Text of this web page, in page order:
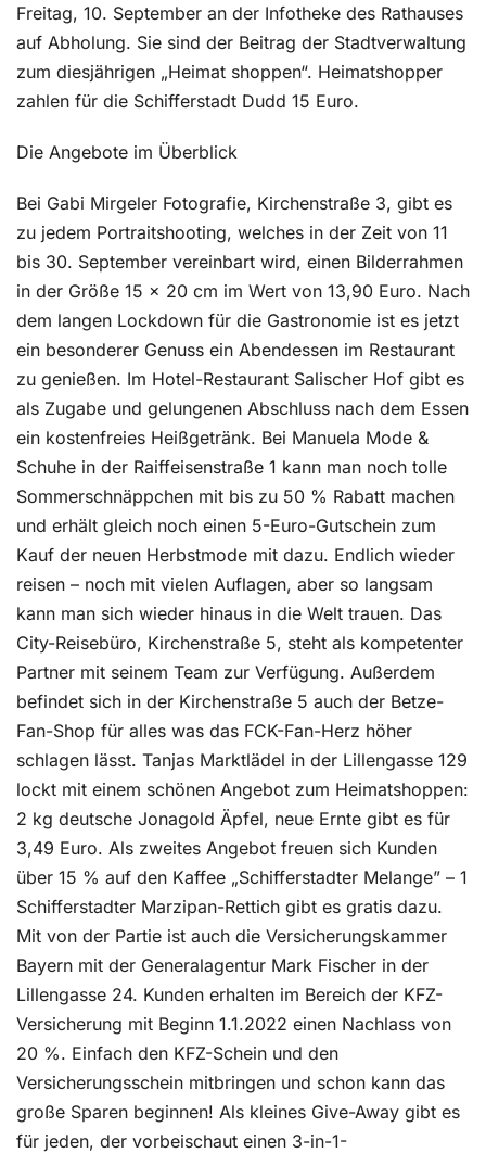
Freitag, 10. September an der Infotheke des Rathauses
auf Abholung. Sie sind der Beitrag der Stadtverwaltung
zum diesjährigen „Heimat shoppen“. Heimatshopper
zahlen für die Schifferstadt Dudd 15 Euro.
Die Angebote im Überblick
Bei Gabi Mirgeler Fotografie, Kirchenstraße 3, gibt es
zu jedem Portraitshooting, welches in der Zeit von 11
bis 30. September vereinbart wird, einen Bilderrahmen
in der Größe 15 x 20 cm im Wert von 13,90 Euro. Nach
dem langen Lockdown für die Gastronomie ist es jetzt
ein besonderer Genuss ein Abendessen im Restaurant
zu genießen. Im Hotel-Restaurant Salischer Hof gibt es
als Zugabe und gelungenen Abschluss nach dem Essen
ein kostenfreies Heißgetränk. Bei Manuela Mode &
Schuhe in der Raiffeisenstraße 1 kann man noch tolle
Sommerschnäppchen mit bis zu 50 % Rabatt machen
und erhält gleich noch einen 5-Euro-Gutschein zum
Kauf der neuen Herbstmode mit dazu. Endlich wieder
reisen – noch mit vielen Auflagen, aber so langsam
kann man sich wieder hinaus in die Welt trauen. Das
City-Reisebüro, Kirchenstraße 5, steht als kompetenter
Partner mit seinem Team zur Verfügung. Außerdem
befindet sich in der Kirchenstraße 5 auch der Betze-
Fan-Shop für alles was das FCK-Fan-Herz höher
schlagen lässt. Tanjas Marktlädel in der Lillengasse 129
lockt mit einem schönen Angebot zum Heimatshoppen:
2 kg deutsche Jonagold Äpfel, neue Ernte gibt es für
3,49 Euro. Als zweites Angebot freuen sich Kunden
über 15 % auf den Kaffee „Schifferstadter Melange” – 1
Schifferstadter Marzipan-Rettich gibt es gratis dazu.
Mit von der Partie ist auch die Versicherungskammer
Bayern mit der Generalagentur Mark Fischer in der
Lillengasse 24. Kunden erhalten im Bereich der KFZ-
Versicherung mit Beginn 1.1.2022 einen Nachlass von
20 %. Einfach den KFZ-Schein und den
Versicherungsschein mitbringen und schon kann das
große Sparen beginnen! Als kleines Give-Away gibt es
für jeden, der vorbeischaut einen 3-in-1-